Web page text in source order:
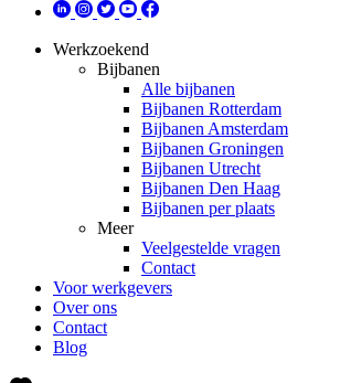
Werkzoekend
Bijbanen
Alle bijbanen
Bijbanen Rotterdam
Bijbanen Amsterdam
Bijbanen Groningen
Bijbanen Utrecht
Bijbanen Den Haag
Bijbanen per plaats
Meer
Veelgestelde vragen
Contact
Voor werkgevers
Over ons
Contact
Blog